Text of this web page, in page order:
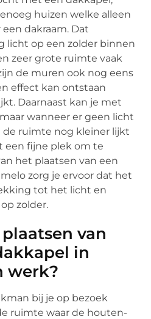
huizen welke alleen
dakraam. Dat
licht op een zolder binnen
zeer grote ruimte vaak
de muren ook nog eens
effect kan ontstaan
Daarnaast kan je met
wanneer er geen licht
de ruimte nog kleiner lijkt
een fijne plek om te
het plaatsen van een
zorg je ervoor dat het
tot het licht en
zolder.
van
in
werk?
bij je op bezoek
ruimte waar de houten-